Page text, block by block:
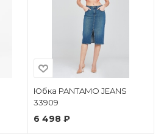
Юбка PANTAMO JEANS
33909
6 498 ₽